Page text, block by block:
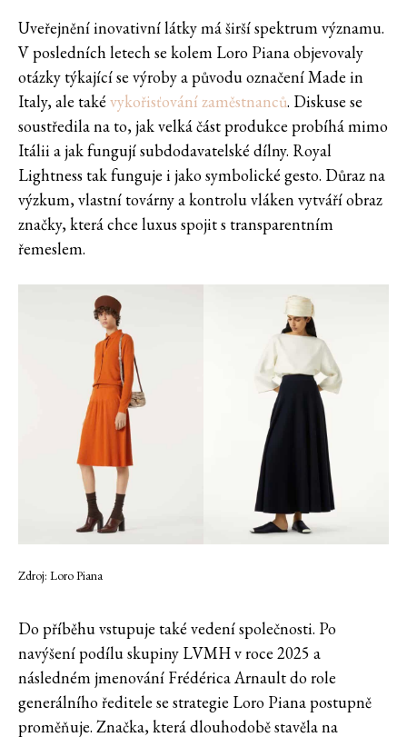
Uveřejnění inovativní látky má širší spektrum významu.
V posledních letech se kolem Loro Piana objevovaly
otázky týkající se výroby a původu označení Made in
Italy, ale také vykořisťování zaměstnanců. Diskuse se
soustředila na to, jak velká část produkce probíhá mimo
Itálii a jak fungují subdodavatelské dílny. Royal
Lightness tak funguje i jako symbolické gesto. Důraz na
výzkum, vlastní továrny a kontrolu vláken vytváří obraz
značky, která chce luxus spojit s transparentním
řemeslem.
Zdroj: Loro Piana
Do příběhu vstupuje také vedení společnosti. Po
navýšení podílu skupiny LVMH v roce 2025 a
následném jmenování Frédérica Arnault do role
generálního ředitele se strategie Loro Piana postupně
proměňuje. Značka, která dlouhodobě stavěla na